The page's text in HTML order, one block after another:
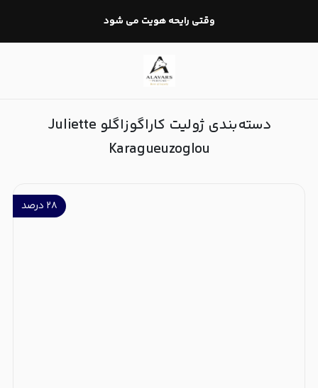
وقتی رایحه هویت می شود
دسته‌بندی ژولیت کاراگوزاگلو Juliette
Karagueuzoglou
۲۸ درصد